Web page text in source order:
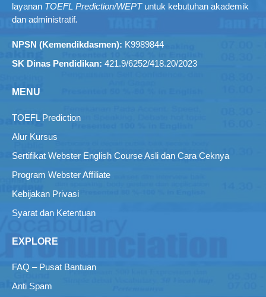
layanan TOEFL Prediction/WEPTuntuk kebutuhan akademik
dan administratif.
NPSN (Kemendikdasmen): K9989844
SK Dinas Pendidikan: 421.9/6252/418.20/2023
MENU
TOEFL Prediction
Alur Kursus
Sertifikat Webster English Course Asli dan Cara Ceknya
Program Webster Affiliate
Kebijakan Privasi
Syarat dan Ketentuan
EXPLORE
FAQ – Pusat Bantuan
Anti Spam